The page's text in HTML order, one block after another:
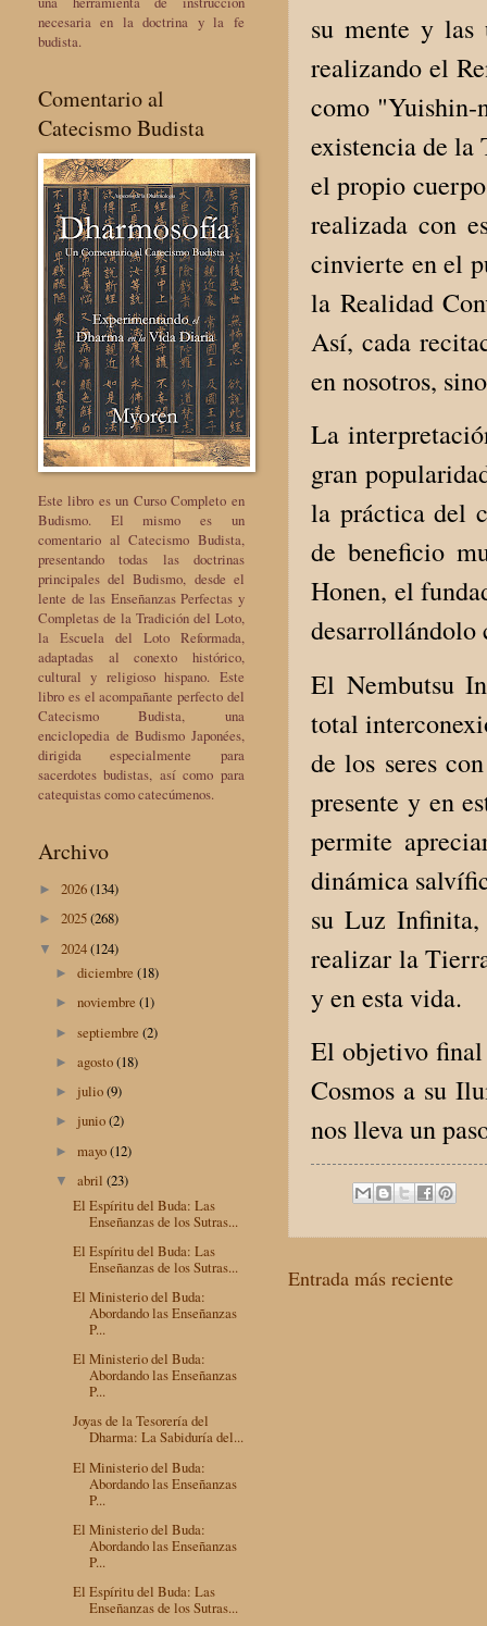
su mente y las
realizando el
como
existencia de
el propio
realizada con
cinvierte en el
la Realidad
Así, cada
en nosotros,
La
gran
la práctica del
de beneficio
Honen, el
desarrollándolo
El Nembutsu
total
de los seres
presente y en
permite
dinámica
su Luz Infinita,
realizar la
y en esta vida.
El objetivo final
Cosmos a su
nos lleva un
Entrada más reciente
necesaria en la doctrina y la fe
budista.
Comentario al
Catecismo Budista
Este libro es un Curso Completo en
Budismo. El mismo es un
comentario al Catecismo Budista,
presentando todas las doctrinas
principales del Budismo, desde el
lente de las Enseñanzas Perfectas y
Completas de la Tradición del Loto,
la Escuela del Loto Reformada,
adaptadas al conexto histórico,
cultural y religioso hispano. Este
libro es el acompañante perfecto del
Catecismo Budista, una
enciclopedia de Budismo Japonées,
dirigida especialmente para
sacerdotes budistas, así como para
catequistas como catecúmenos.
Archivo
► 2026(134)
► 2025(268)
▼ 2024(124)
►diciembre(18)
►noviembre(1)
►septiembre(2)
►agosto(18)
► julio(9)
► junio(2)
►mayo(12)
▼abril(23)
El Espíritu del Buda: Las
Enseñanzas de los Sutras...
El Espíritu del Buda: Las
Enseñanzas de los Sutras...
El Ministerio del Buda:
Abordando las Enseñanzas
P...
El Ministerio del Buda:
Abordando las Enseñanzas
P...
Joyas de la Tesorería del
Dharma: La Sabiduría del...
El Ministerio del Buda:
Abordando las Enseñanzas
P...
El Ministerio del Buda:
Abordando las Enseñanzas
P...
El Espíritu del Buda: Las
Enseñanzas de los Sutras...